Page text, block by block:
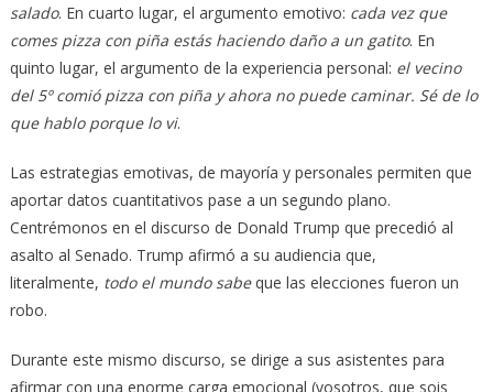
salado. En cuarto lugar, el argumento emotivo: cada vez que
comes pizza con piña estás haciendo daño a un gatito. En
quinto lugar, el argumento de la experiencia personal: el vecino
del 5º comió pizza con piña y ahora no puede caminar. Sé de lo
que hablo porque lo vi.
Las estrategias emotivas, de mayoría y personales permiten que
aportar datos cuantitativos pase a un segundo plano.
Centrémonos en el discurso de Donald Trump que precedió al
asalto al Senado. Trump afirmó a su audiencia que,
literalmente, todo el mundo sabeque las elecciones fueron un
robo.
Durante este mismo discurso, se dirige a sus asistentes para
afirmar con una enorme carga emocional (vosotros, que sois